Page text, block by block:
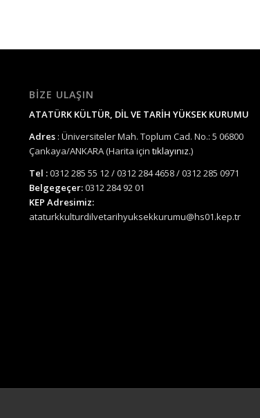
BIZE ULAŞIN
ATATÜRK KÜLTÜR, DİL VE TARİH YÜKSEK KURUMU
Adres : Üniversiteler Mah. Toplum Cad. No.: 5 06800
Çankaya/ANKARA (Harita için tıklayınız.)
Tel :0312 285 55 12 / 0312 284 4658 / 0312 285 0971
Belgegeçer:0312 284 92 01
KEP Adresimiz:
ataturkkulturdilvetarihyuksekkurumu@hs01.kep.tr